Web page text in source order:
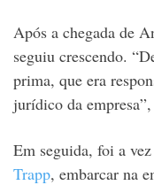
Após a chegada de
seguiu crescendo.
prima, que era
jurídico da
Em seguida, foi a
Trapp, embarcar na